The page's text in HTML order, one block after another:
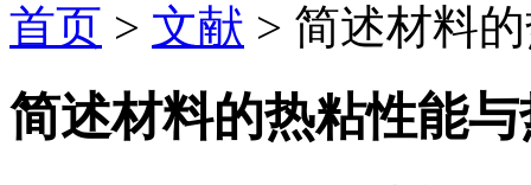
首页 > 文献 > 简述材料
简述材料的热粘性能